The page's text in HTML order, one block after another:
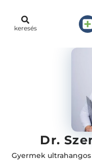
keresés
Dr.
Gyermek ultrahangos